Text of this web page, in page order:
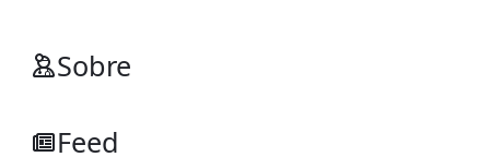
Sobre
Feed